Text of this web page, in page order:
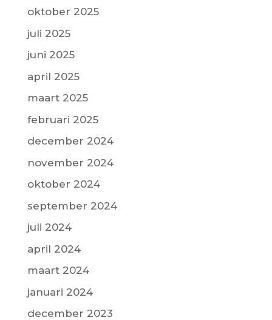
oktober 2025
juli 2025
juni 2025
april 2025
maart 2025
februari 2025
december 2024
november 2024
oktober 2024
september 2024
juli 2024
april 2024
maart 2024
januari 2024
december 2023